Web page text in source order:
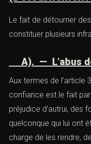
Le fait de détourner
A). — L’abus
Aux termes de l’ article
confiance est le fait